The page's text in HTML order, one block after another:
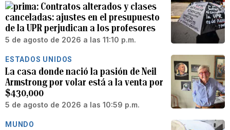
Contratos alterados y clases
canceladas: ajustes en el presupuesto
de la UPR perjudican a los profesores
5 de agosto de 2026 a las 11:10 p.m.
ESTADOS UNIDOS
La casa donde nació la pasión de Neil
Armstrong por volar está a la venta por
$430,000
5 de agosto de 2026 a las 10:59 p.m.
MUNDO